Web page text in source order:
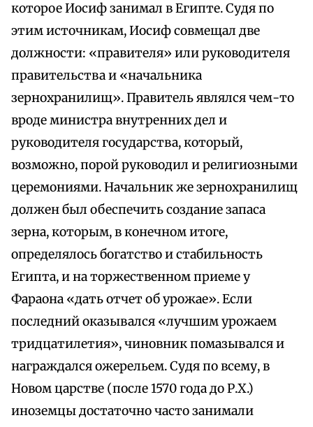
которое Иосиф занимал в Египте. Судя по
этим источникам, Иосиф совмещал две
должности: «правителя» или руководителя
правительства и «начальника
зернохранилищ». Правитель являлся чем-то
вроде министра внутренних дел и
руководителя государства, который,
возможно, порой руководил и религиозными
церемониями. Начальник же зернохранилищ
должен был обеспечить создание запаса
зерна, которым, в конечном итоге,
определялось богатство и стабильность
Египта, и на торжественном приеме у
Фараона «дать отчет об урожае». Если
последний оказывался «лучшим урожаем
тридцатилетия», чиновник помазывался и
награждался ожерельем. Судя по всему, в
Новом царстве (после 1570 года до Р.Х.)
иноземцы достаточно часто занимали